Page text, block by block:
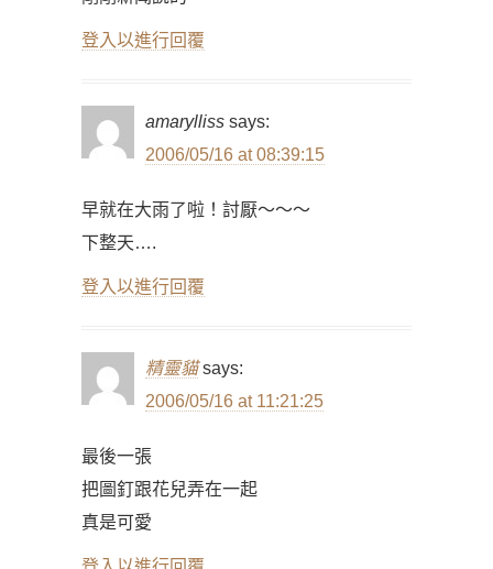
登入以進行回覆
amarylliss says:
2006/05/16 at 08:39:15
早就在大雨了啦！討厭～～～
下整天….
登入以進行回覆
精靈貓 says:
2006/05/16 at 11:21:25
最後一張
把圖釘跟花兒弄在一起
真是可愛